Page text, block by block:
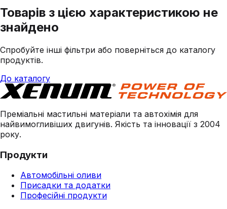
Товарів з цією характеристикою не
знайдено
Спробуйте інші фільтри або поверніться до каталогу
продуктів.
До каталогу
Преміальні мастильні матеріали та автохімія для
найвимогливіших двигунів. Якість та інновації з 2004
року.
Продукти
Автомобільні оливи
Присадки та додатки
Професійні продукти